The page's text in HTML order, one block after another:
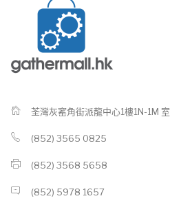
荃灣灰窰角街派龍中心1樓1N-1M 室
(852) 3565 0825
(852) 3568 5658
(852) 5978 1657